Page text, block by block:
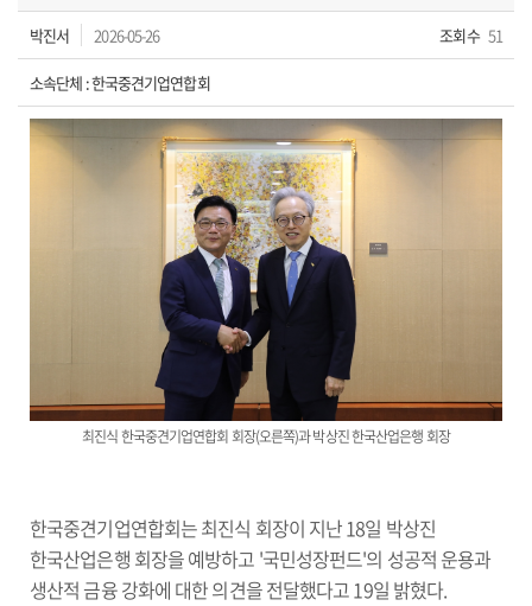
박진서 2026-05-26 조회수 51
소속단체 : 한국중견기업연합회
최진식 한국중견기업연합회 회장(오른쪽)과 박상진 한국산업은행 회장
한국중견기업연합회는 최진식 회장이 지난 18일 박상진
한국산업은행 회장을 예방하고 '국민성장펀드'의 성공적 운용과
생산적 금융 강화에 대한 의견을 전달했다고 19일 밝혔다.